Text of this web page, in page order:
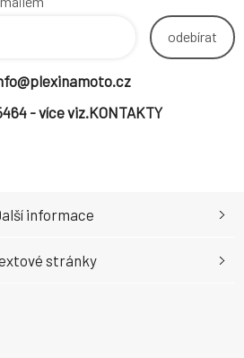
odebírat
- více viz.KONTAKTY
informace
stránky